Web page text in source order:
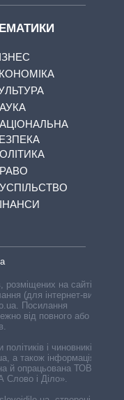
розміщених на сайті,
(для інтернет-видань
Посилання
від повного або
і чиновників,
а також інформація про
й опрацьована ТОВ «ІА
Слово і Діло».